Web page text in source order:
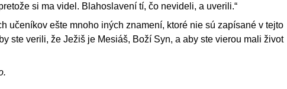
si ma videl. Blahoslavení tí, čo nevideli, a uverili.“
učeníkov ešte mnoho iných znamení, ktoré nie sú zapísané v tejto
ste verili, že Ježiš je Mesiáš, Boží Syn, a aby ste vierou mali život